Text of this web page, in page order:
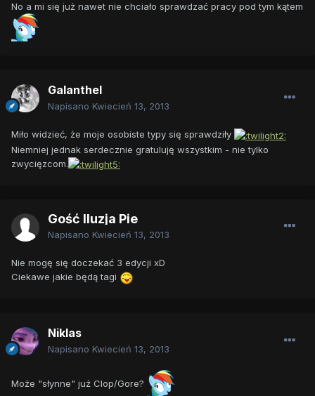
No a mi się już nawet nie chciało sprawdzać pracy pod tym kątem
Galanthel
Napisano Kwiecień 13, 2013
Miło widzieć, że moje osobiste typy się sprawdziły
Niemniej jednak serdecznie gratuluję wszystkim - nie tylko
zwycięzcom.
Gość Iluzja Pie
Napisano Kwiecień 13, 2013
Nie mogę się doczekać 3 edycji xD
Ciekawe jakie będą tagi
Niklas
Napisano Kwiecień 13, 2013
Może "słynne" już Clop/Gore?